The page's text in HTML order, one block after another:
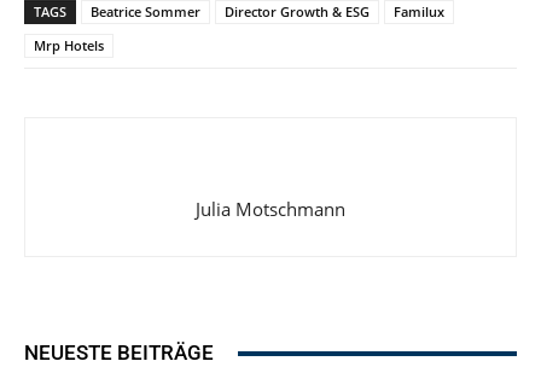
TAGS Beatrice Sommer Director Growth & ESG
Familux
Mrp Hotels
Julia Motschmann
NEUESTE BEITRÄGE